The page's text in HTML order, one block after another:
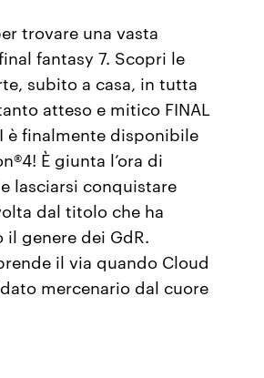
trovare una vasta
fantasy 7. Scopri le
subito a casa, in tutta
atteso e mitico FINAL
è finalmente disponibile
È giunta l’ora di
lasciarsi conquistare
dal titolo che ha
genere dei GdR.
il via quando Cloud
mercenario dal cuore